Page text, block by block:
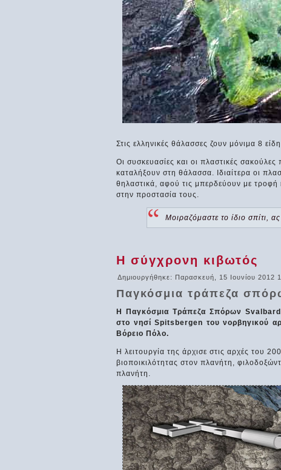
Στις ελληνικές θάλασσες ζουν μόνιμα 8
Οι συσκευασίες και οι πλαστικές
καταλήξουν στη θάλασσα. Ιδιαίτερα οι
θηλαστικά, αφού τις μπερδεύουν με
στην προστασία τους.
Μοιραζόμαστε το ίδιο σπίτι,
Η σύγχρονη κιβωτός
Δημιουργήθηκε: Παρασκευή, 15 Ιουνίου 2012
Παγκόσμια τράπεζα
Η Παγκόσμια Τράπεζα Σπόρων Svalbard
στο νησί Spitsbergen του νορβηγικού
Βόρειο Πόλο.
Η λειτουργία της άρχισε στις αρχές του
βιοποικιλότητας στον πλανήτη,
πλανήτη.